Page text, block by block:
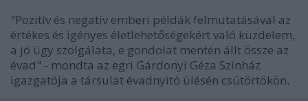
"Pozitív és negatív emberi példák felmutatásával az
értékes és igényes életlehetőségekért való küzdelem,
a jó ügy szolgálata, e gondolat mentén állt össze az
évad" - mondta az egri Gárdonyi Géza Színház
igazgatója a társulat évadnyitó ülésén csütörtökön.